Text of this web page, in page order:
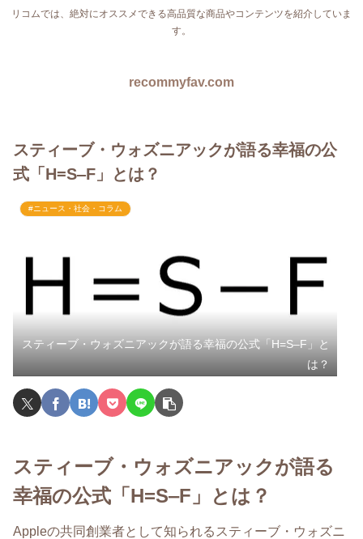
リコムでは、絶対にオススメできる高品質な商品やコンテンツを紹介していま
す。
recommyfav.com
スティーブ・ウォズニアックが語る幸福の公
式「H=S‒F」とは？
#ニュース・社会・コラム
スティーブ・ウォズニアックが語る幸福の公式「H=S‒F」と
は？
スティーブ・ウォズニアックが語る
幸福の公式「H=S‒F」とは？
Appleの共同創業者として知られるスティーブ・ウォズニ